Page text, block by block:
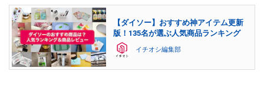
【ダイソー】おすすめ神アイテム更新
版！135名が選ぶ人気商品ランキング
イチオシ編集部